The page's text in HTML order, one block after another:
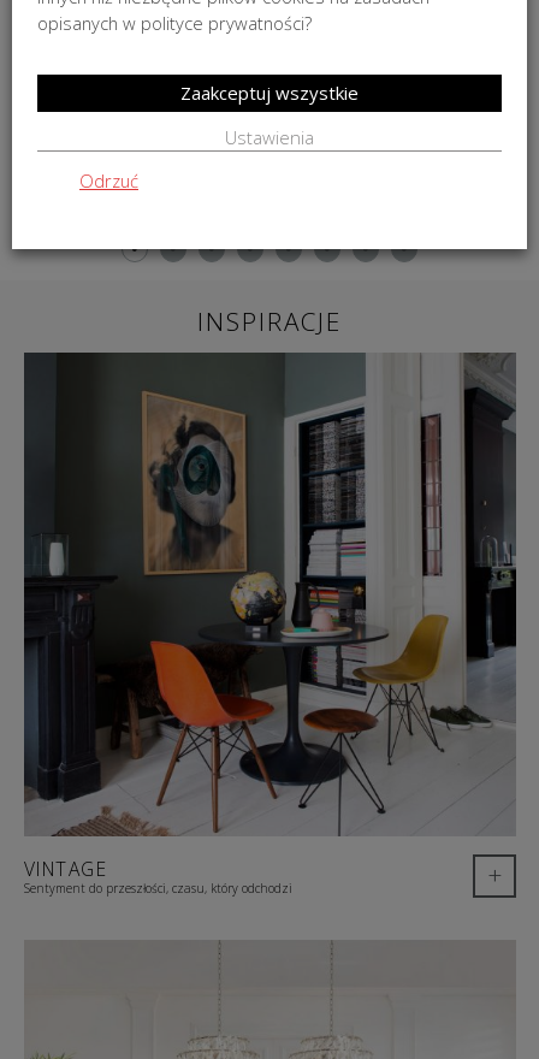
Dywan Carrara Taupe Zień
od1 129,00zł
INSPIRACJE
VINTAGE
Sentyment do przeszłości, czasu, który odchodzi +
opisanych w polityce prywatności?
Ustawienia
Odrzuć
Zaakceptuj wszystkie